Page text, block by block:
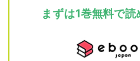
まずは1巻無料で読